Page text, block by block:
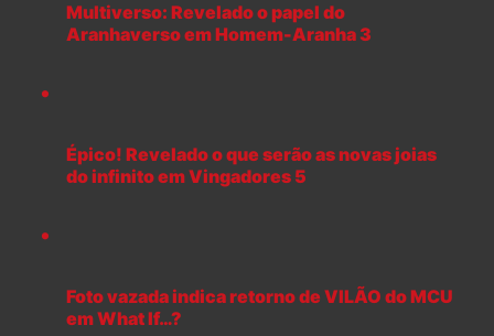
Multiverso: Revelado o papel do
Aranhaverso em Homem-Aranha 3
Épico! Revelado o que serão as novas joias
do infinito em Vingadores 5
Foto vazada indica retorno de VILÃO do MCU
em What If…?